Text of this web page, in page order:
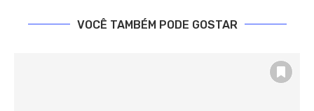
VOCÊ TAMBÉM PODE GOSTAR